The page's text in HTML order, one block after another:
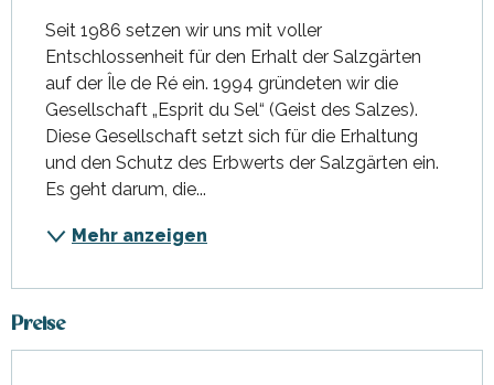
Seit 1986 setzen wir uns mit voller
Entschlossenheit für den Erhalt der Salzgärten
auf der Île de Ré ein. 1994 gründeten wir die
Gesellschaft „Esprit du Sel“ (Geist des Salzes).
Diese Gesellschaft setzt sich für die Erhaltung
und den Schutz des Erbwerts der Salzgärten ein.
Es geht darum, die...
Mehr anzeigen
Preise